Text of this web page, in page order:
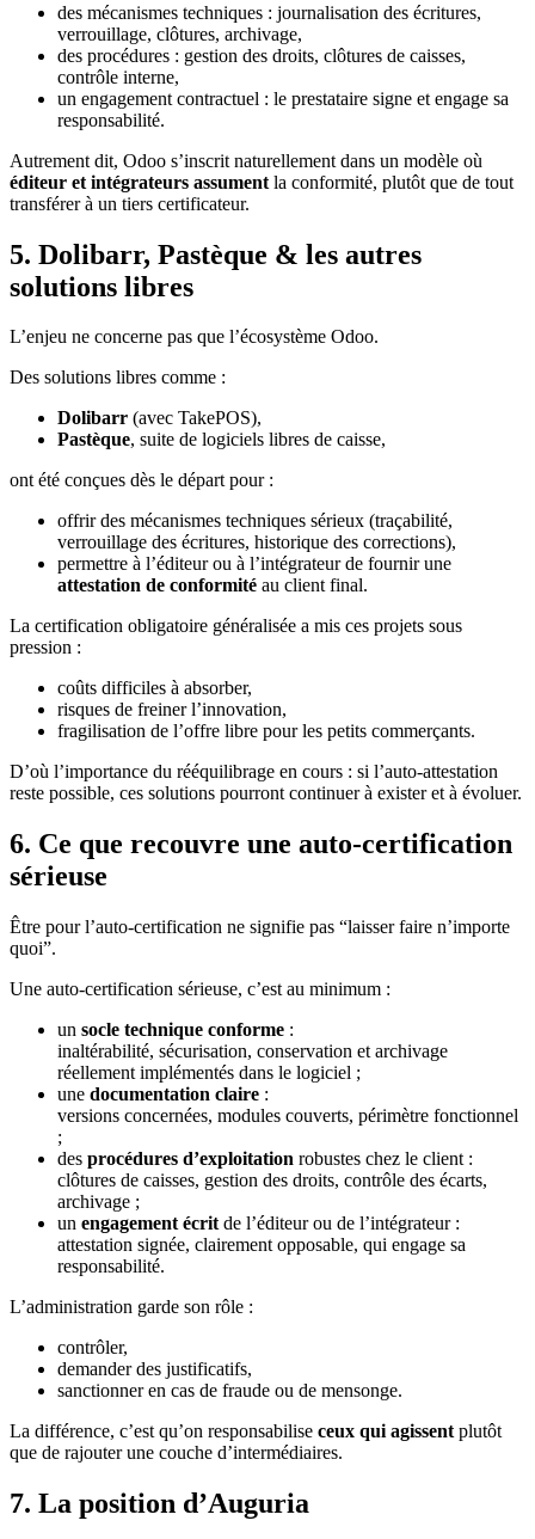
des mécanismes techniques : journalisation des écritures,
verrouillage, clôtures, archivage,
des procédures : gestion des droits, clôtures de caisses,
contrôle interne,
un engagement contractuel : le prestataire signe et engage sa
responsabilité.
Autrement dit, Odoo s’inscrit naturellement dans un modèle où
éditeur et intégrateurs assument la conformité, plutôt que de tout
transférer à un tiers certificateur.
5. Dolibarr, Pastèque & les autres
solutions libres
L’enjeu ne concerne pas que l’écosystème Odoo.
Des solutions libres comme :
Dolibarr (avec TakePOS),
Pastèque, suite de logiciels libres de caisse,
ont été conçues dès le départ pour :
offrir des mécanismes techniques sérieux (traçabilité,
verrouillage des écritures, historique des corrections),
permettre à l’éditeur ou à l’intégrateur de fournir une
attestation de conformité au client final.
La certification obligatoire généralisée a mis ces projets sous
pression :
coûts difficiles à absorber,
risques de freiner l’innovation,
fragilisation de l’offre libre pour les petits commerçants.
D’où l’importance du rééquilibrage en cours : si l’auto-attestation
reste possible, ces solutions pourront continuer à exister et à évoluer.
6. Ce que recouvre une auto-certification
sérieuse
Être pour l’auto-certification ne signifie pas “laisser faire n’importe
quoi”.
Une auto-certification sérieuse, c’est au minimum :
un socle technique conforme :
inaltérabilité, sécurisation, conservation et archivage
réellement implémentés dans le logiciel ;
une documentation claire :
versions concernées, modules couverts, périmètre fonctionnel
;
des procédures d’exploitation robustes chez le client :
clôtures de caisses, gestion des droits, contrôle des écarts,
archivage ;
un engagement écrit de l’éditeur ou de l’intégrateur :
attestation signée, clairement opposable, qui engage sa
responsabilité.
L’administration garde son rôle :
contrôler,
demander des justificatifs,
sanctionner en cas de fraude ou de mensonge.
La différence, c’est qu’on responsabilise ceux qui agissent plutôt
que de rajouter une couche d’intermédiaires.
7. La position d’Auguria